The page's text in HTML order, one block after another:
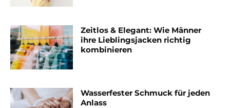
Zeitlos & Elegant: Wie Männer
ihre Lieblingsjacken richtig
kombinieren
Wasserfester Schmuck für jeden
Anlass